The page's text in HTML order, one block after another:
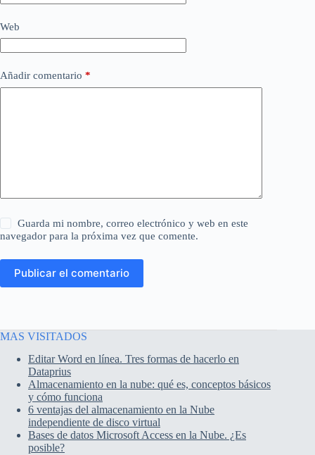
Web
Añadir comentario *
Guarda mi nombre, correo electrónico y web en este
navegador para la próxima vez que comente.
Publicar el comentario
MAS VISITADOS
Editar Word en línea. Tres formas de hacerlo en
Dataprius
Almacenamiento en la nube: qué es, conceptos básicos
y cómo funciona
6 ventajas del almacenamiento en la Nube
independiente de disco virtual
Bases de datos Microsoft Access en la Nube. ¿Es
posible?